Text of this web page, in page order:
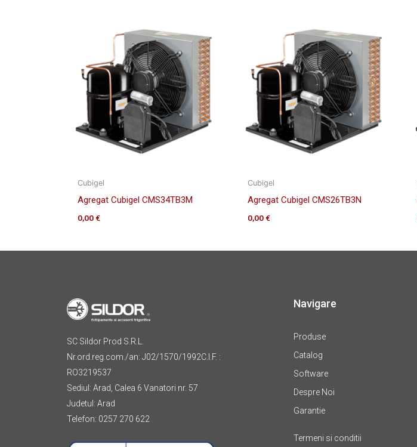
Cubigel
Agregat Cubigel CMS34TB3M
0,00€
Cubigel
Agregat Cubigel CMS26TB3N
0,00€
SC Sildor Prod S.R.L.
Nr.ord.reg.com./an: J02/1570/1992C.I.F. :
RO3219537
Sediul: Arad, Calea 6 Vanatori nr. 57
Judetul: Arad
Telefon: 0257 270 622
Navigare
Produse
Catalog
Software
Despre Noi
Garantie
Termeni si conditii